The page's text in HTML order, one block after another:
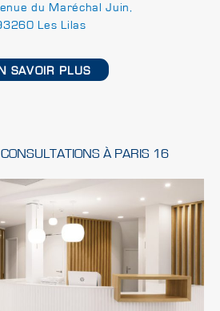
du Maréchal Juin,
Les Lilas
SAVOIR PLUS
À PARIS 16